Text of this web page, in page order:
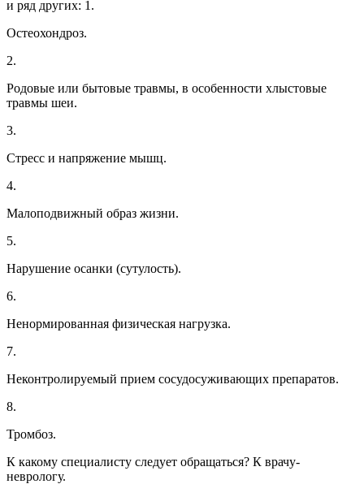
и ряд других: 1.
Остеохондроз.
2.
Родовые или бытовые травмы, в особенности хлыстовые
травмы шеи.
3.
Стресс и напряжение мышц.
4.
Малоподвижный образ жизни.
5.
Нарушение осанки (сутулость).
6.
Ненормированная физическая нагрузка.
7.
Неконтролируемый прием сосудосуживающих препаратов.
8.
Тромбоз.
К какому специалисту следует обращаться? К врачу-
неврологу.